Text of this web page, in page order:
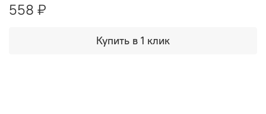
558 ₽
Купить в 1 клик